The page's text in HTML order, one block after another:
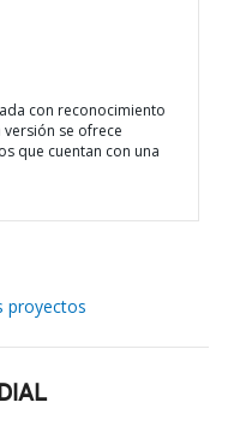
con reconocimiento
se ofrece
que cuentan con una
proyectos